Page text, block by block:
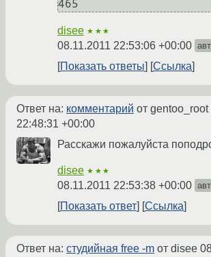
disee ★★★
08.11.2011 22:53:06 +00:00
Показать ответы Ссылка
Ответ на: комментарий от gentoo_root
22:48:31 +00:00
Расскажи пожалуйста
disee ★★★
08.11.2011 22:53:38 +00:00
Показать ответ Ссылка
Ответ на: студийная free -m от disee